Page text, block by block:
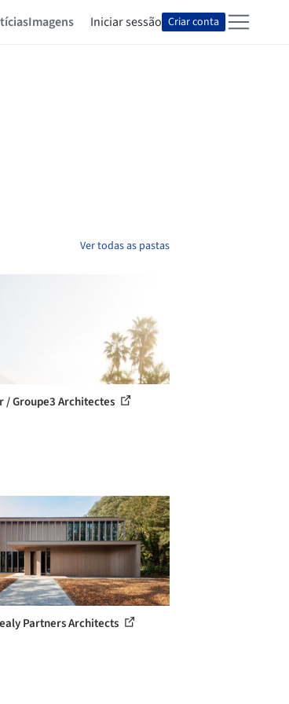
Imagens Iniciar sessão Criar conta
Ver todas as pastas
/ Groupe3 Architectes
Partners Architects